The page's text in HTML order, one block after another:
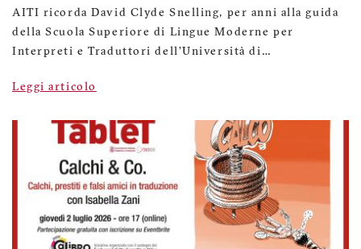
AITI ricorda David Clyde Snelling, per anni alla guida
della Scuola Superiore di Lingue Moderne per
Interpreti e Traduttori dell’Università di…
Leggi articolo